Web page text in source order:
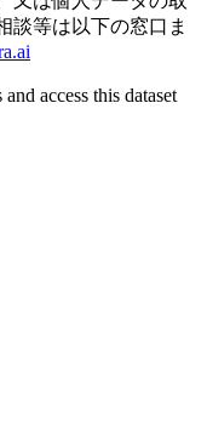
談等は以下の窓口ま
access this dataset